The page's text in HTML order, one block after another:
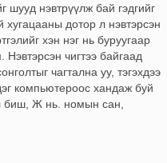
шууд нэвтрүүлж бай гэдгийг
дотор л нэвтэрсэн
хэн нэг нь буруугаар
чигтээ байгаад
чагтална уу, тэгэхдээ
компьютероос хандаж буй
биш, Ж нь. номын сан,